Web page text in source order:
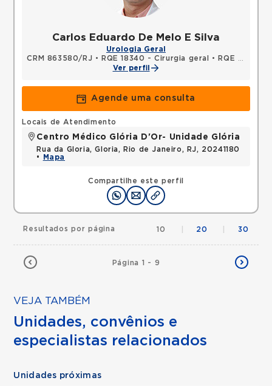
Carlos Eduardo De Melo E Silva
Urologia Geral
CRM 863580/RJ • RQE 18340 - Cirurgia geral •
RQE 26653 - Urologia
Ver perfil
Agende uma consulta
Compartilhe este perfil
Locais de Atendimento
Centro Médico Glória D'Or- Unidade Glória
Rua da Gloria, Gloria, Rio de Janeiro, RJ, 20241180
•
Mapa
Página 1 - 9
Resultados por página 10 20 30
VEJA TAMBÉM
Unidades, convênios e
especialistas relacionados
Unidades próximas